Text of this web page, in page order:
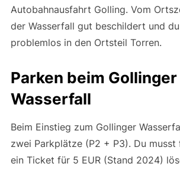
Autobahnausfahrt Golling. Vom
der Wasserfall gut beschildert und
problemlos in den Ortsteil Torren.
Parken beim Gollinger
Wasserfall
Beim Einstieg zum Gollinger
zwei Parkplätze (P2 + P3). Du musst
ein Ticket für 5 EUR (Stand 2024)